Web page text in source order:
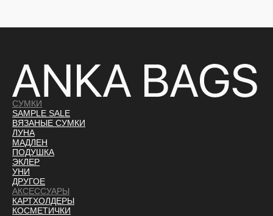
СУМКИ
SAMPLE SALE
ВЯЗАНЫЕ СУМКИ
ЛУНА
МАДЛЕН
ПОДУШКА
ЭКЛЕР
УНИ
ДРУГОЕ
АКСЕССУАРЫ
КАРТХОЛДЕРЫ
КОСМЕТИЧКИ